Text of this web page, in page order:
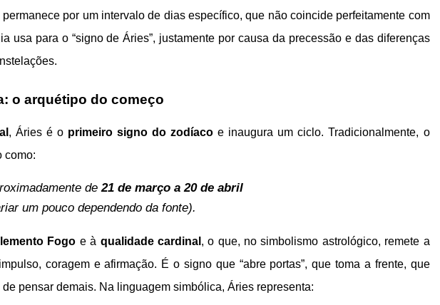
permanece por um intervalo de dias específico, que não coincide perfeitamente com
usa para o “signo de Áries”, justamente por causa da precessão e das diferenças
o arquétipo do começo
, Áries é o primeiro signo do zodíaco e inaugura um ciclo. Tradicionalmente, o
como:
de21 de março a 20 de abril
um pouco dependendo da fonte).
Fogo e à qualidade cardinal , o que, no simbolismo astrológico, remete a
coragem e afirmação. É o signo que “abre portas”, que toma a frente, que
pensar demais. Na linguagem simbólica, Áries representa: